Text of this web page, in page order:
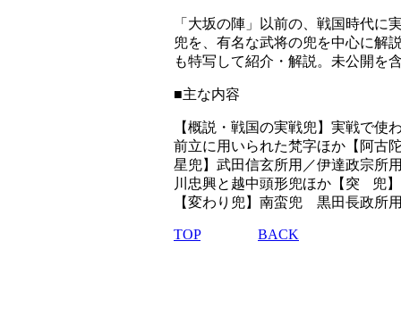
「大坂の陣」以前の、戦国時代に
兜を、有名な武将の兜を中心に解
も特写して紹介・解説。未公開を
■主な内容
【概説・戦国の実戦兜】実戦で使
前立に用いられた梵字ほか【阿古
星兜】武田信玄所用／伊達政宗所
川忠興と越中頭形兜ほか【突
兜
【変わり兜】南蛮兜 黒田長政所
TOP BACK